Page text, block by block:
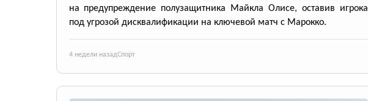
на предупреждение полузащитника Майкла Олисе, оставив игрока
под угрозой дисквалификации на ключевой матч с Марокко.
4 недели назадСпорт